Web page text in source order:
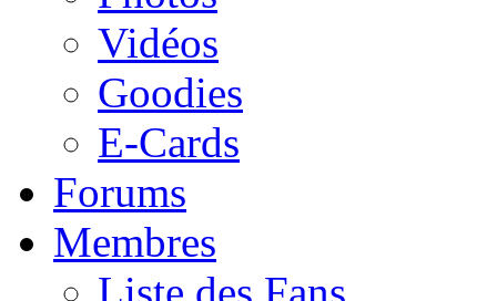
Vidéos
Goodies
E-Cards
Forums
Membres